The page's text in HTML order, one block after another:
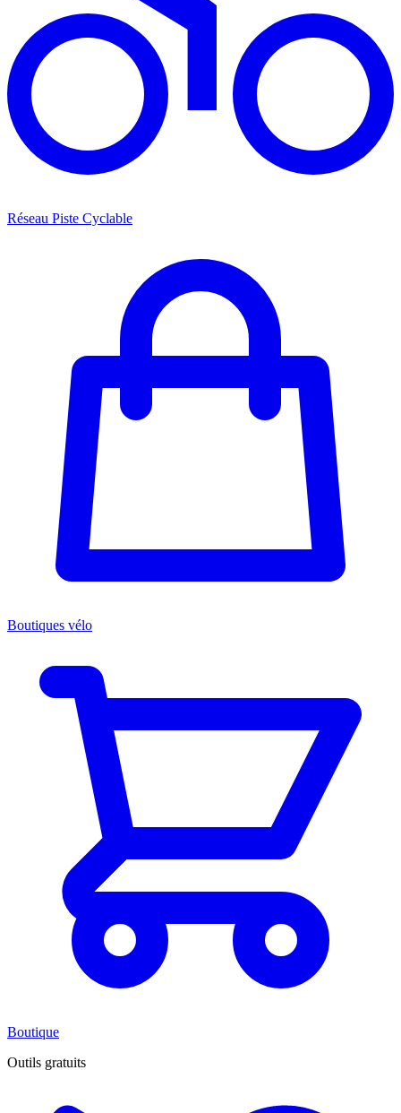
Réseau Piste Cyclable
Boutiques vélo
Boutique
Outils gratuits